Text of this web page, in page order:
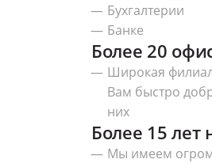
Бухгалтерии
Банке
Более 20
Широкая
Вам быстро
них
Более 15 лет
Мы имеем